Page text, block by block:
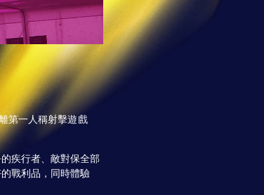
第一人稱射擊遊戲
疾行者、敵對保全部
戰利品，同時體驗